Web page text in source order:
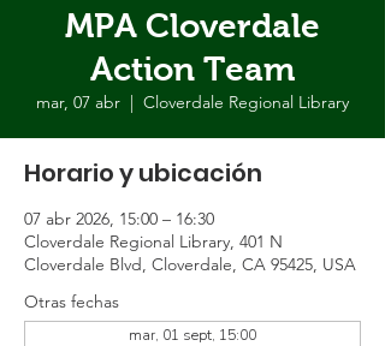
MPA Cloverdale
Action Team
mar, 07 abr
  |
Cloverdale Regional Library
Horario y ubicación
07 abr 2026, 15:00 – 16:30
Cloverdale Regional Library, 401 N
Cloverdale Blvd, Cloverdale, CA 95425, USA
Otras fechas
mar, 01 sept, 15:00